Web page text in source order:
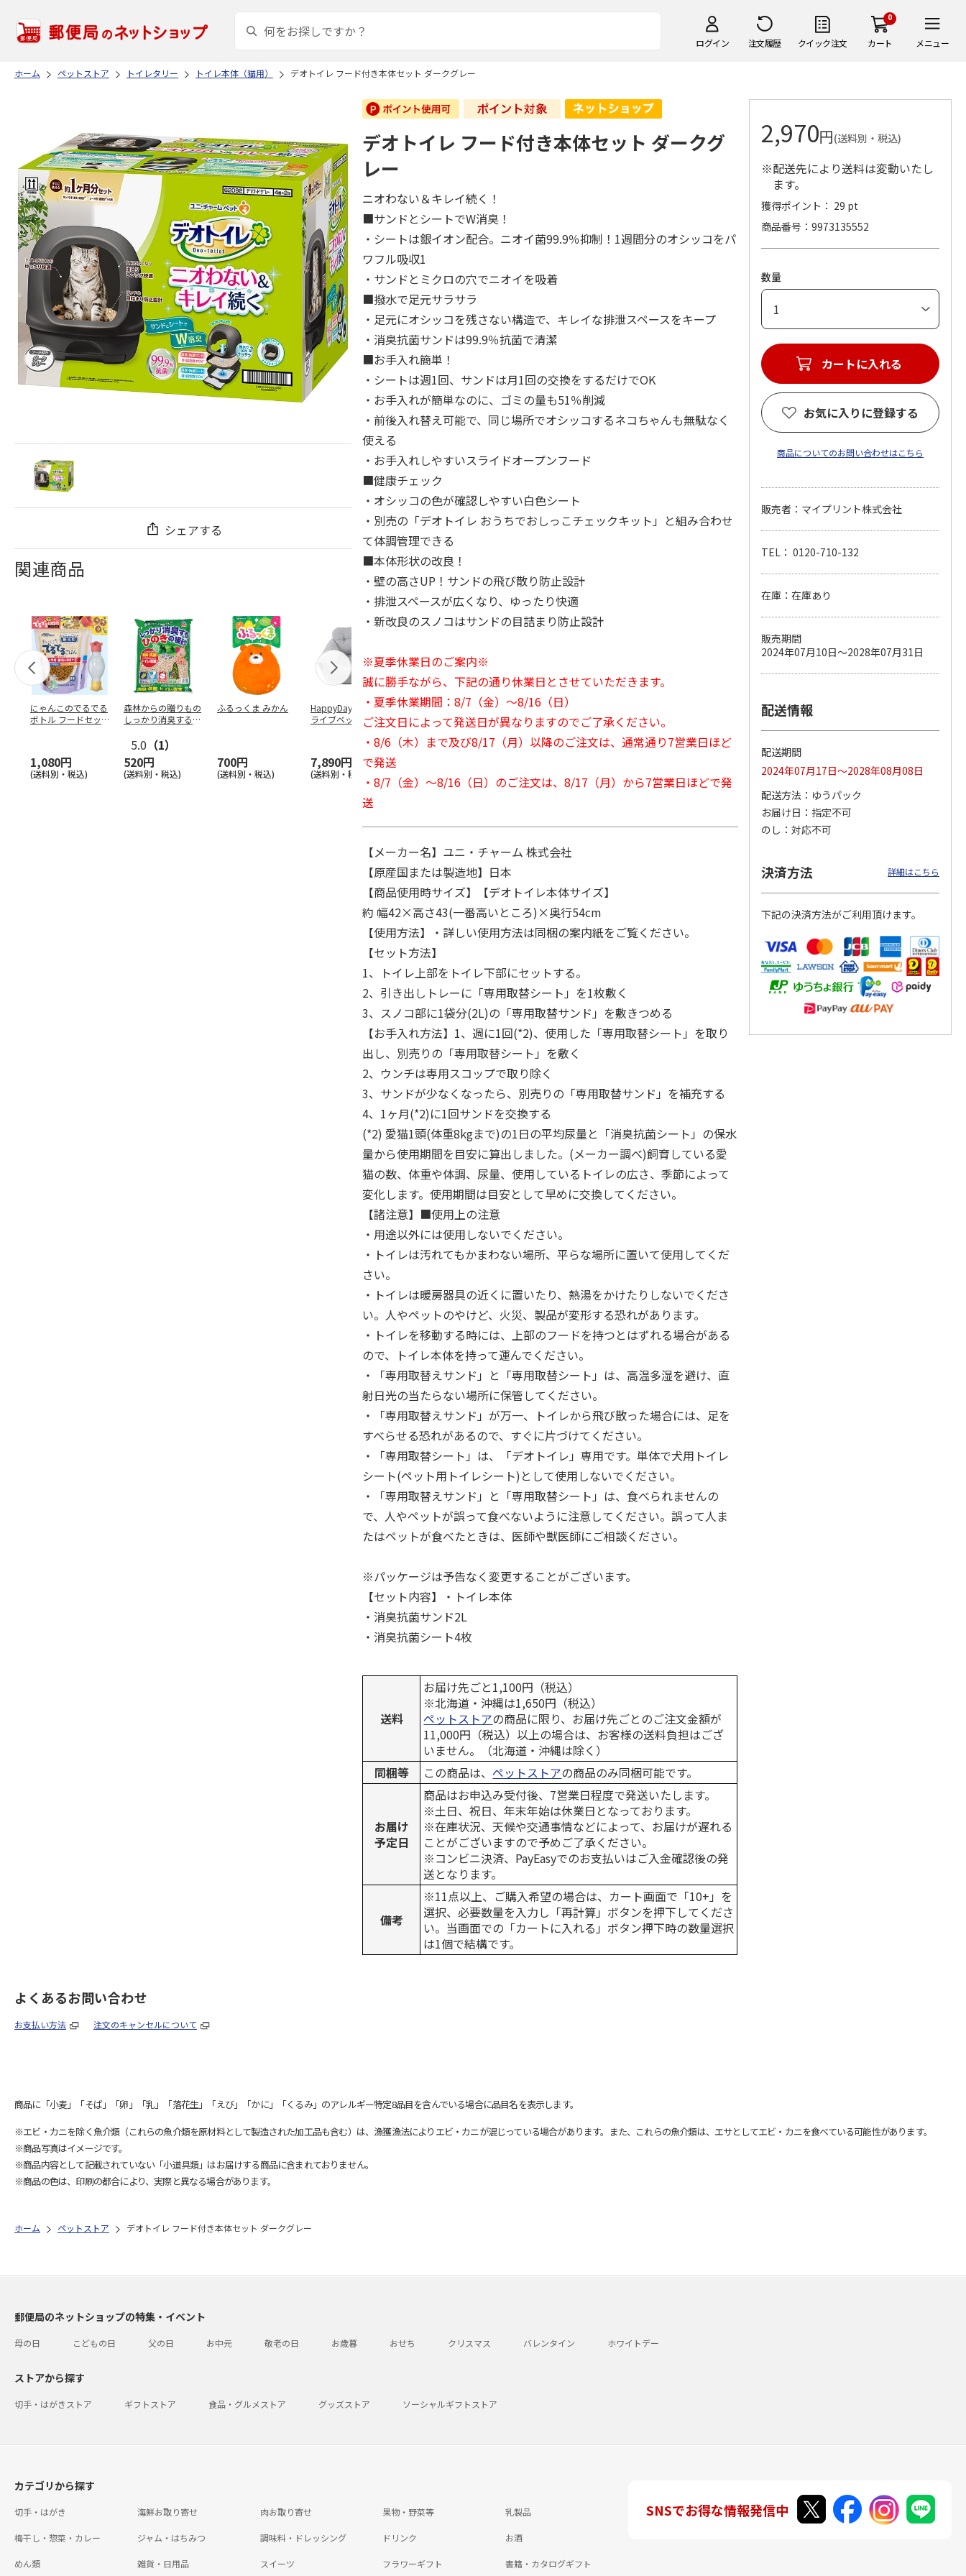
ログイン 注文履歴 クイック注文
0
カート メニュー
ホーム ペットストア トイレタリー トイレ本体（猫用） デオトイレ フード付き本体セット ダークグレー
シェアする
関連商品
にゃんこのでるでる
ボトル フードセッ
1,080円
(送料別・税込)
森林からの贈りもの
しっかり消臭するひ
5.0 （1）
520円
(送料別・税込)
ふるっくま みかん
700円
(送料別・税込)
HappyDays 2wayド
ライブベッド グレ
7,890円
(送料別・税込)
獣医師開発 ニオイ
をとる砂専用 猫ト
イレ ナチュラルグ
レー
デオトイレ 飛び散
らない消臭・抗菌サ
ンド 4L
ムデンタルコーン
ぐるぐるボーン型 S
…
おに…
ペット線香 虹のか
なた フルーティフ
ローラルの香り
590円
(送料別・税込)
100円
(送料別・税込)
デオトイレ フード付き本体セット ダークグ
レー
ニオわない＆キレイ続く！
■サンドとシートでW消臭！
・シートは銀イオン配合。ニオイ菌99.9％抑制！1週間分のオシッコをパ
ワフル吸収1
・サンドとミクロの穴でニオイを吸着
■撥水で足元サラサラ
・足元にオシッコを残さない構造で、キレイな排泄スペースをキープ
・消臭抗菌サンドは99.9％抗菌で清潔
■お手入れ簡単！
・シートは週1回、サンドは月1回の交換をするだけでOK
・お手入れが簡単なのに、ゴミの量も51％削減
・前後入れ替え可能で、同じ場所でオシッコするネコちゃんも無駄なく
使える
・お手入れしやすいスライドオープンフード
■健康チェック
・オシッコの色が確認しやすい白色シート
・別売の「デオトイレ おうちでおしっこチェックキット」と組み合わせ
て体調管理できる
■本体形状の改良！
・壁の高さUP！サンドの飛び散り防止設計
・排泄スペースが広くなり、ゆったり快適
・新改良のスノコはサンドの目詰まり防止設計
※夏季休業日のご案内※
誠に勝手ながら、下記の通り休業日とさせていただきます。
・夏季休業期間：8/7（金）～8/16（日）
ご注文日によって発送日が異なりますのでご了承ください。
・8/6（木）まで及び8/17（月）以降のご注文は、通常通り7営業日ほど
で発送
・8/7（金）～8/16（日）のご注文は、8/17（月）から7営業日ほどで発
送
【メーカー名】ユニ・チャーム 株式会社
【原産国または製造地】日本
【商品使用時サイズ】【デオトイレ本体サイズ】
約 幅42×高さ43(一番高いところ)×奥行54cm
【使用方法】・詳しい使用方法は同梱の案内紙をご覧ください。
【セット方法】
1、トイレ上部をトイレ下部にセットする。
2、引き出しトレーに「専用取替シート」を1枚敷く
3、スノコ部に1袋分(2L)の「専用取替サンド」を敷きつめる
【お手入れ方法】1、週に1回(*2)、使用した「専用取替シート」を取り
出し、別売りの「専用取替シート」を敷く
2、ウンチは専用スコップで取り除く
3、サンドが少なくなったら、別売りの「専用取替サンド」を補充する
4、1ヶ月(*2)に1回サンドを交換する
(*2) 愛猫1頭(体重8kgまで)の1日の平均尿量と「消臭抗菌シート」の保水
量から使用期間を目安に算出しました。(メーカー調べ)飼育している愛
猫の数、体重や体調、尿量、使用しているトイレの広さ、季節によって
変化します。使用期間は目安として早めに交換してください。
【諸注意】■使用上の注意
・用途以外には使用しないでください。
・トイレは汚れてもかまわない場所、平らな場所に置いて使用してくだ
さい。
・トイレは暖房器具の近くに置いたり、熱湯をかけたりしないでくださ
い。人やペットのやけど、火災、製品が変形する恐れがあります。
・トイレを移動する時には、上部のフードを持つとはずれる場合がある
ので、トイレ本体を持って運んでください。
・「専用取替えサンド」と「専用取替シート」は、高温多湿を避け、直
射日光の当たらない場所に保管してください。
・「専用取替えサンド」が万一、トイレから飛び散った場合には、足を
すべらせる恐れがあるので、すぐに片づけてください。
・「専用取替シート」は、「デオトイレ」専用です。単体で犬用トイレ
シート(ペット用トイレシート)として使用しないでください。
・「専用取替えサンド」と「専用取替シート」は、食べられませんの
で、人やペットが誤って食べないように注意してください。誤って人ま
たはペットが食べたときは、医師や獣医師にご相談ください。
※パッケージは予告なく変更することがございます。
【セット内容】・トイレ本体
・消臭抗菌サンド2L
・消臭抗菌シート4枚
送料
お届け先ごと1,100円（税込）
※北海道・沖縄は1,650円（税込）
ペットストアの商品に限り、お届け先ごとのご注文金額が
11,000円（税込）以上の場合は、お客様の送料負担はござ
いません。（北海道・沖縄は除く）
同梱等
この商品は、ペットストアの商品のみ同梱可能です。
お届け
予定日
商品はお申込み受付後、7営業日程度で発送いたします。
※土日、祝日、年末年始は休業日となっております。
※在庫状況、天候や交通事情などによって、お届けが遅れる
ことがございますので予めご了承ください。
※コンビニ決済、PayEasyでのお支払いはご入金確認後の発
送となります。
備考
※11点以上、ご購入希望の場合は、カート画面で「10+」を
選択、必要数量を入力し「再計算」ボタンを押下してくださ
い。当画面での「カートに入れる」ボタン押下時の数量選択
は1個で結構です。
2,970円(送料別・税込)
※配送先により送料は変動いたし
ます。
獲得ポイント： 29 pt
商品番号
9973135552
数量
カートに入れる
お気に入りに登録する
商品についてのお問い合わせはこちら
販売者：マイプリント株式会社
TEL： 0120-710-132
在庫：在庫あり
販売期間
2024年07月10日～2028年07月31日
配送情報
配送期間
2024年07月17日～2028年08月08日
配送方法
ゆうパック
お届け日
指定不可
のし
対応不可
決済方法 詳細はこちら
下記の決済方法がご利用頂けます。
よくあるお問い合わせ
お支払い方法 注文のキャンセルについて
商品に「小麦」「そば」「卵」「乳」「落花生」「えび」「かに」「くるみ」のアレルギー特定8品目を含んでいる場合に品目名を表示します。
※エビ・カニを除く魚介類（これらの魚介類を原材料として製造された加工品も含む）は、漁獲漁法によりエビ・カニが混じっている場合があります。また、これらの魚介類は、エサとしてエビ・カニを食べている可能性があります。
※商品写真はイメージです。
※商品内容として記載されていない「小道具類」はお届けする商品に含まれておりません。
※商品の色は、印刷の都合により、実際と異なる場合があります。
ホーム ペットストア デオトイレ フード付き本体セット ダークグレー
郵便局のネットショップの特集・イベント
母の日 こどもの日 父の日 お中元 敬老の日 お歳暮 おせち クリスマス バレンタイン ホワイトデー
ストアから探す
切手・はがきストア ギフトストア 食品・グルメストア グッズストア ソーシャルギフトストア
カテゴリから探す
切手・はがき 海鮮お取り寄せ 肉お取り寄せ 果物・野菜等 乳製品
梅干し・惣菜・カレー ジャム・はちみつ 調味料・ドレッシング ドリンク お酒
めん類 雑貨・日用品 スイーツ フラワーギフト 書籍・カタログギフト
SNSでお得な情報発信中